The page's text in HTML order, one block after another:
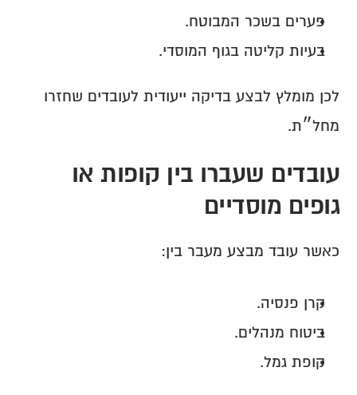
פערים בשכר המבוטח.
בעיות קליטה בגוף המוסדי.
מחל״ת.
גופים מוסדיים
כאשר עובד מבצע מעבר בין:
קרן פנסיה.
ביטוח מנהלים.
קופת גמל.